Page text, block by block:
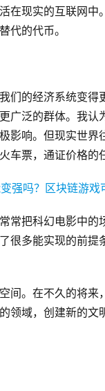
在现实的互联网
代的代币。
们的经济系统变
广泛的群体。我
影响。但现实世
票，通证价格的
常把科幻电影中
多能实现的前提
间。在不久的将
领域，创建新的文